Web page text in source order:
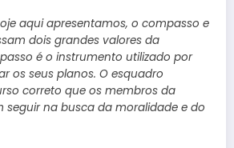
aqui apresentamos, o compasso e
dois grandes valores da
é o instrumento utilizado por
os seus planos. O esquadro
correto que os membros da
seguir na busca da moralidade e do